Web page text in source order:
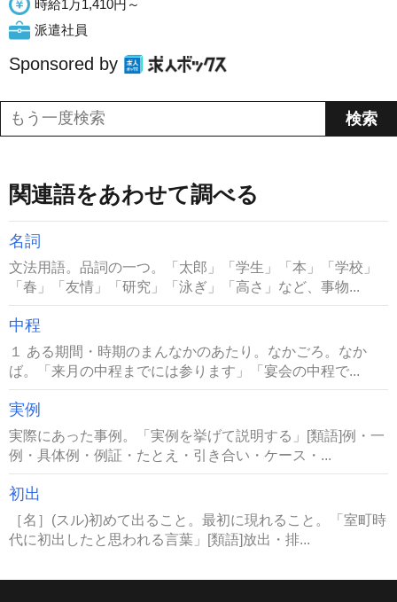
時給1万1,410円～
派遣社員
Sponsored by
関連語をあわせて調べる
名詞
文法用語。品詞の一つ。「太郎」「学生」「本」「学校」
「春」「友情」「研究」「泳ぎ」「高さ」など、事物...
中程
１ ある期間・時期のまんなかのあたり。なかごろ。なか
ば。「来月の中程までには参ります」「宴会の中程で...
実例
実際にあった事例。「実例を挙げて説明する」[類語]例・一
例・具体例・例証・たとえ・引き合い・ケース・...
初出
［名］(スル)初めて出ること。最初に現れること。「室町時
代に初出したと思われる言葉」[類語]放出・排...